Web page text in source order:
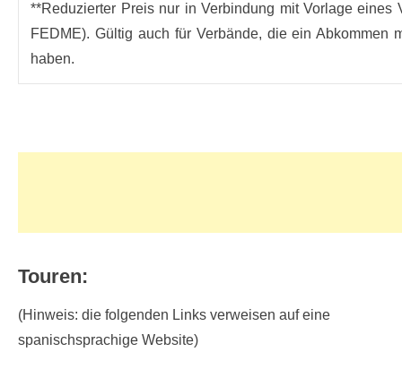
**Reduzierter Preis nur in Verbindung mit Vorlage eines
FEDME). Gültig auch für Verbände, die ein Abkommen
haben.
Touren:
(Hinweis: die folgenden Links verweisen auf eine
spanischsprachige Website)